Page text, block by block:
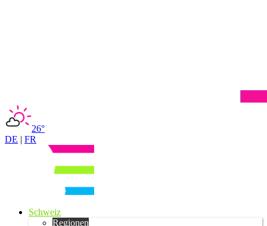
26°
DE | FR
Schweiz
Regionen